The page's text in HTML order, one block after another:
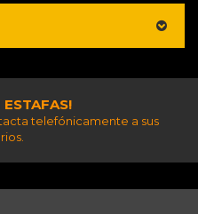
telefónicamente a sus